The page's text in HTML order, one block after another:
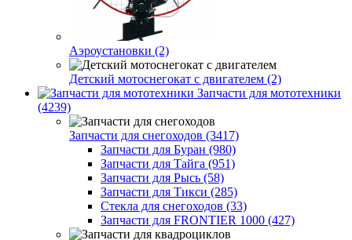
Аэроустановки (2)
Детский мотоснегокат с двигателем (2)
Запчасти для мототехники
(4239)
Запчасти для снегоходов (3417)
Запчасти для Буран (980)
Запчасти для Тайга (951)
Запчасти для Рысь (58)
Запчасти для Тикси (285)
Стекла для снегоходов (33)
Запчасти для FRONTIER 1000 (427)